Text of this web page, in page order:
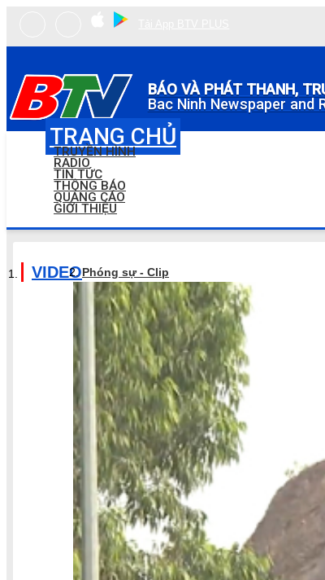
BÁO VÀ PHÁT THANH,
Bac Ninh Newspaper and
TRANG CHỦ
TRUYỀN HÌNH
RADIO
TIN TỨC
THÔNG BÁO
QUẢNG CÁO
GIỚI THIỆU
VIDEOPhóng sự - Clip